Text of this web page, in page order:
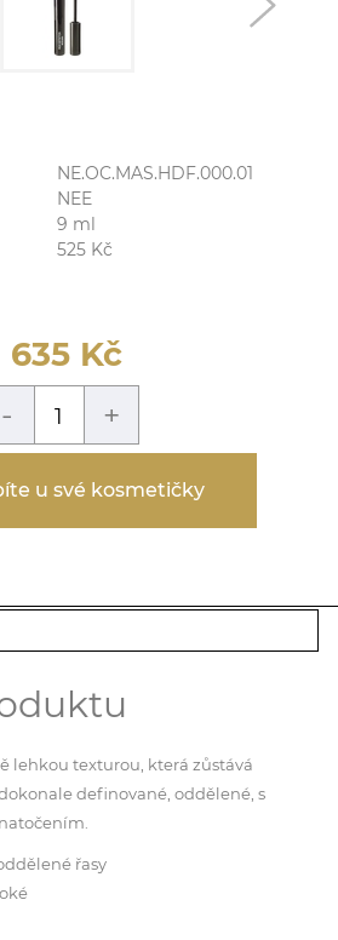
NE.OC.MAS.HDF.000.01
NEE
9 ml
525 Kč
635 Kč
- +
u své kosmetičky
lehkou texturou, která zůstává
definované, oddělené, s
řasy